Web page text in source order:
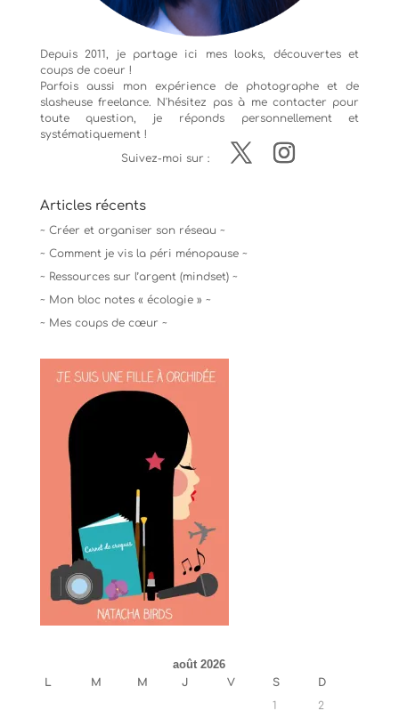
Depuis 2011, je partage ici mes looks, découvertes et
coups de coeur !
Parfois aussi mon expérience de photographeet de
slasheuse freelance. N'hésitez pas à me contacter pour
toute question, je réponds personnellement et
systématiquement !
Suivez-moi sur :
Articles récents
~ Créer et organiser son réseau ~
~ Comment je vis la péri ménopause ~
~ Ressources sur l’argent (mindset) ~
~ Mon bloc notes « écologie » ~
~ Mes coups de cœur ~
août 2026
L M M J V S
D
1
2